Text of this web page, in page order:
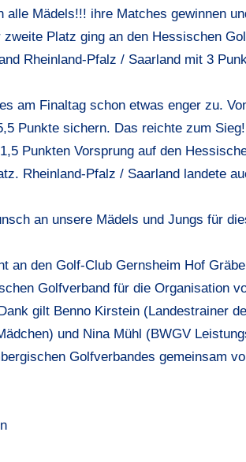
alle Mädels!!! ihre Matches gewinnen
Platz ging an den Hessischen
Rheinland-Pfalz / Saarland mit 3
am Finaltag schon etwas enger zu.
Punkte sichern. Das reichte zum Sieg!
Punkten Vorsprung auf den
Rheinland-Pfalz / Saarland landete
an unsere Mädels und Jungs für
an den Golf-Club Gernsheim Hof
Golfverband für die Organisation
gilt Benno Kirstein (Landestrainer
und Nina Mühl (BWGV
Golfverbandes gemeinsam